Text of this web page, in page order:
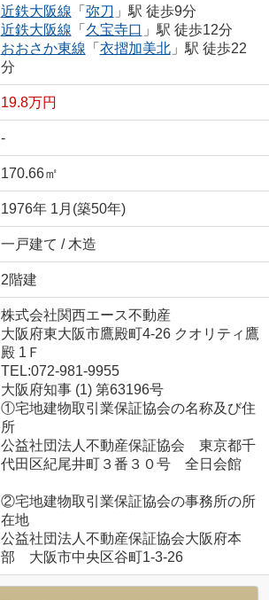
近鉄大阪線 「 弥刀 」駅 徒歩9分
近鉄大阪線 「 久宝寺口 」駅 徒歩12分
おおさか東線 「 衣摺加美北」駅 徒歩22
分
19.8万円
-
170.66㎡
1976年 1月(築50年)
一戸建て / 木造
2階建
株式会社関西エース不動産
大阪府東大阪市鷹殿町4-26 クオリティ鷹
殿 1Ｆ
TEL:072-981-9955
大阪府知事 (1) 第63196号
①宅地建物取引業保証協会の名称及び住
所
公益社団法人不動産保証協会 東京都千
代田区紀尾井町３番３０号 全日会館
②宅地建物取引業保証協会の事務所の所
在地
公益社団法人不動産保証協会大阪府本
部 大阪市中央区谷町1-3-26